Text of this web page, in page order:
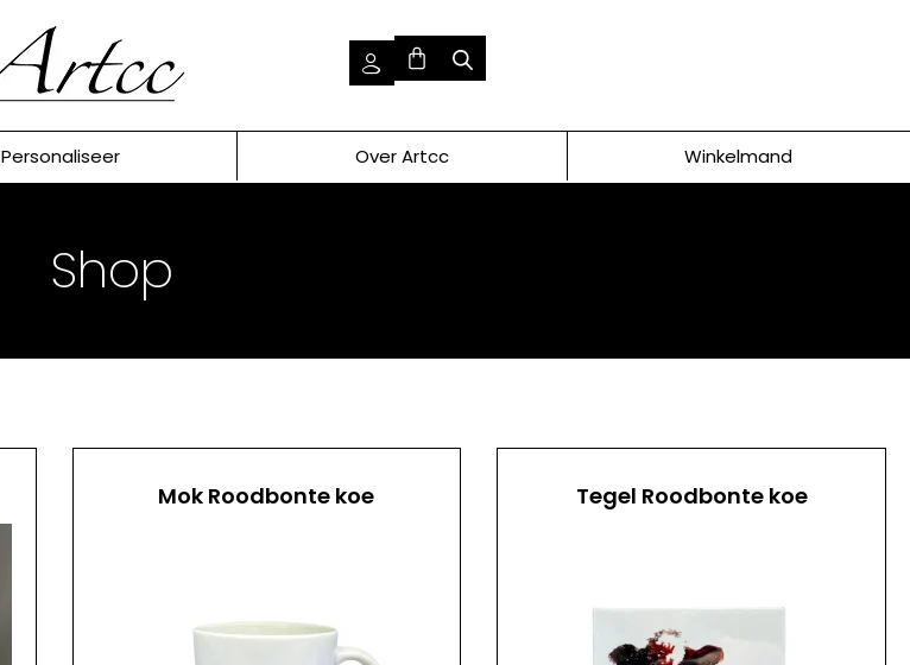
Personaliseer Over Artcc Winkelmand
Shop
Mok Roodbonte koe Tegel Roodbonte koe